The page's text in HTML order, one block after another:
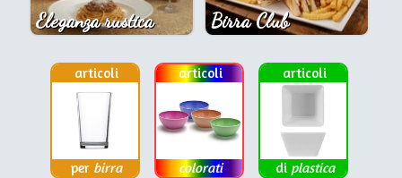
Eleganza rustica Birra Club
articoli
per birra
articoli
colorati
articoli
di plastica